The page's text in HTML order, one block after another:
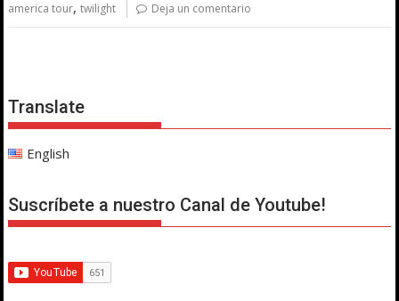
america tour,twilight Deja un comentario
Translate
English
Suscríbete a nuestro Canal de Youtube!